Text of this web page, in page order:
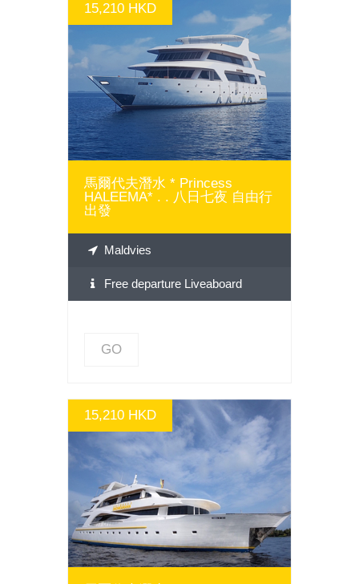
15,210 HKD
GO
馬爾代夫潛水 * Princess
HALEEMA* . . 八日七夜 自由行
出發
Maldvies
Free departure Liveaboard
GO
15,210 HKD
GO